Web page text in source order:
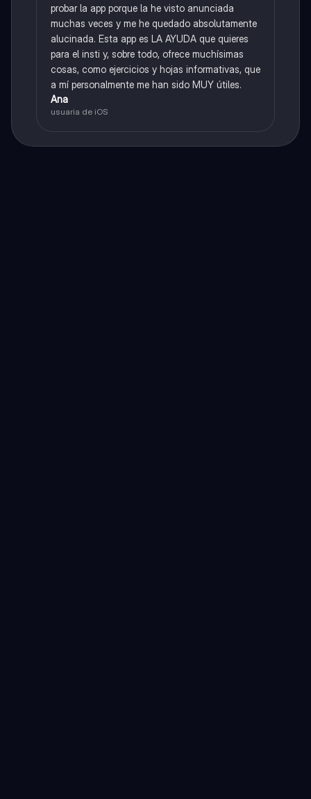
probar la app porque la he visto anunciada
muchas veces y me he quedado absolutamente
alucinada. Esta app es LA AYUDA que quieres
para el insti y, sobre todo, ofrece muchísimas
cosas, como ejercicios y hojas informativas, que
a mí personalmente me han sido MUY útiles.
Ana
usuaria de iOS